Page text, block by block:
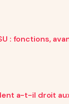
: fonctions,
a-t-il droit